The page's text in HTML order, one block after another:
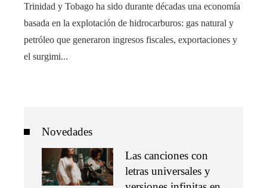
Trinidad y Tobago ha sido durante décadas una economía
basada en la explotación de hidrocarburos: gas natural y
petróleo que generaron ingresos fiscales, exportaciones y
el surgimi...
Novedades
Las canciones con
letras universales y